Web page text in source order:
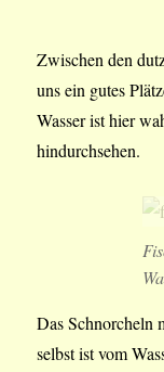
Zwischen den
uns ein gutes
Wasser ist hier
hindurchsehen.
Das Schnorcheln
selbst ist vom